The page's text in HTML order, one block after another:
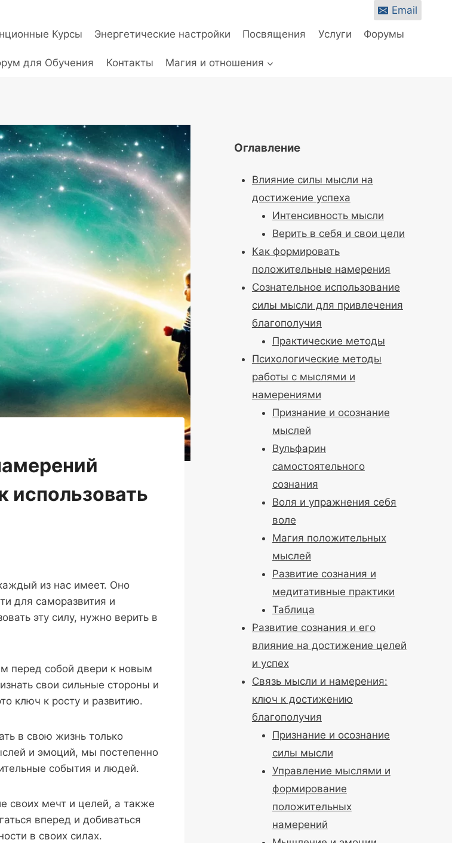
Email
Курсы Энергетические настройки Посвящения Услуги Форумы
для Обучения Контакты Магия и отношения
использовать
из нас имеет. Оно
для саморазвития и
эту силу, нужно верить в
перед собой двери к новым
свои сильные стороны и
ключ к росту и развитию.
в свою жизнь только
и эмоций, мы постепенно
события и людей.
своих мечт и целей, а также
вперед и добиваться
в своих силах.
Оглавление
Влияние силы мысли на
достижение успеха
Интенсивность мысли
Верить в себя и свои цели
Как формировать
положительные намерения
Сознательное использование
силы мысли для привлечения
благополучия
Практические методы
Психологические методы
работы с мыслями и
намерениями
Признание и осознание
мыслей
Вульфарин
самостоятельного
сознания
Воля и упражнения себя
воле
Магия положительных
мыслей
Развитие сознания и
медитативные практики
Таблица
Развитие сознания и его
влияние на достижение целей
и успех
Связь мысли и намерения:
ключ к достижению
благополучия
Признание и осознание
силы мысли
Управление мыслями и
формирование
положительных
намерений